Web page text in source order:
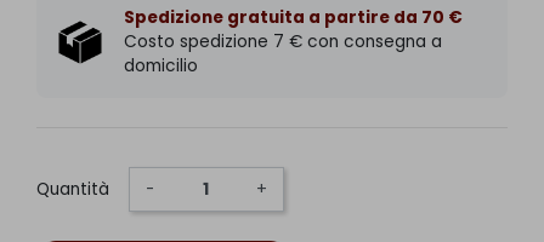
Spedizione gratuita a partire da 70 €
Costo spedizione 7 € con consegna a
domicilio
Quantità - +